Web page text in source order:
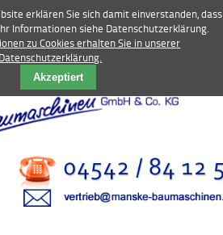
erklären Sie sich damit einverstanden, dass
Informationen siehe Datenschutzerklärung.
zu Cookies erhalten Sie in unserer
Datenschutzerklärung.
Akzeptiert